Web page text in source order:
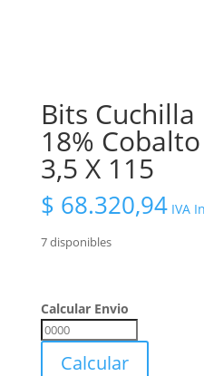
Bits Cuchilla
18%
3,5 X 115
$ 68.320,94 IVA
7 disponibles
Calcular Envio
Calcular
Envio
Calcular